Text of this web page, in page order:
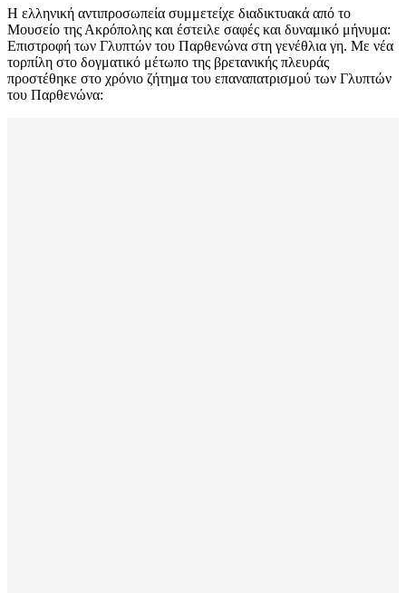
Η ελληνική αντιπροσωπεία συμμετείχε διαδικτυακά από το
Μουσείο της Ακρόπολης και έστειλε σαφές και δυναμικό μήνυμα:
Επιστροφή των Γλυπτών του Παρθενώνα στη γενέθλια γη. Με νέα
τορπίλη στο δογματικό μέτωπο της βρετανικής πλευράς
προστέθηκε στο χρόνιο ζήτημα του επαναπατρισμού των Γλυπτών
του Παρθενώνα: